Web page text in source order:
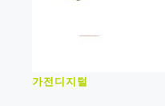
가전디지털